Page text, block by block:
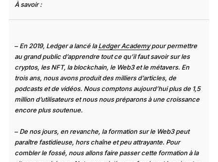
À savoir :
– En 2019, Ledger a lancé laLedger Academypour permettre
au grand public d’apprendre tout ce qu’il faut savoir sur les
cryptos, les NFT, la blockchain, le Web3 et le métavers. En
trois ans, nous avons produit des milliers d’articles, de
podcasts et de vidéos. Nous comptons aujourd’hui plus de 1,5
million d’utilisateurs et nous nous préparons à une croissance
encore plus soutenue.
– De nos jours, en revanche, la formation sur le Web3 peut
paraître fastidieuse, hors chaîne et peu attrayante. Pour
combler le fossé, nous allons faire passer cette formation à la